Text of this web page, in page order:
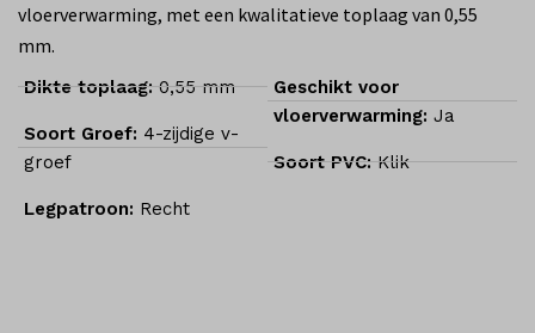
vloerverwarming, met een kwalitatieve toplaag van 0,55
mm.
Dikte toplaag:0,55 mm
Soort Groef: 4-zijdige v-
groef
Legpatroon: Recht
Geschikt voor
vloerverwarming: Ja
Soort PVC:Klik